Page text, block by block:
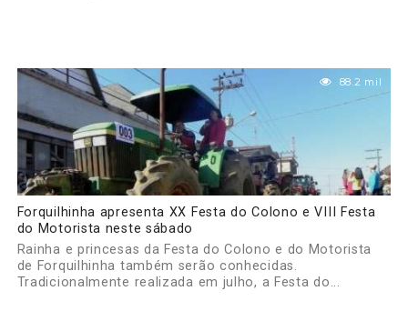
88.2 mil
Forquilhinha apresenta XX Festa do Colono e VIII Festa
do Motorista neste sábado
Rainha e princesas da Festa do Colono e do Motorista
de Forquilhinha também serão conhecidas.
Tradicionalmente realizada em julho, a Festa do...